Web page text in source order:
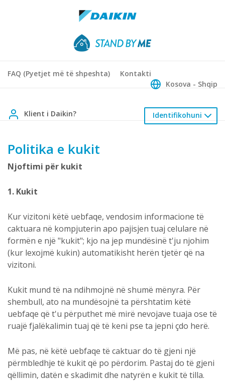
FAQ (Pyetjet më të shpeshta)
Kontakti
Kosova - Shqip
Klient i Daikin? Identifikohuni
Politika e kukit
Njoftimi për kukit
1. Kukit
Kur vizitoni këtë uebfaqe, vendosim informacione të
caktuara në kompjuterin apo pajisjen tuaj celulare në
formën e një "kukit"; kjo na jep mundësinë t'ju njohim
(kur lexojmë kukin) automatikisht herën tjetër që na
vizitoni.
Kukit mund të na ndihmojnë në shumë mënyra. Për
shembull, ato na mundësojnë ta përshtatim këtë
uebfaqe që t'u përputhet më mirë nevojave tuaja ose të
ruajë fjalëkalimin tuaj që të keni pse ta jepni çdo herë.
Më pas, në këtë uebfaqe të caktuar do të gjeni një
përmbledhje të kukit që po përdorim. Pastaj do të gjeni
qëllimin, datën e skadimit dhe natyrën e kukit të tilla.